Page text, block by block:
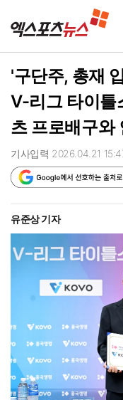
'구단주, 총재
V-리그 타이틀
츠 프로배구와
기사입력 2026.04.21
유준상 기자